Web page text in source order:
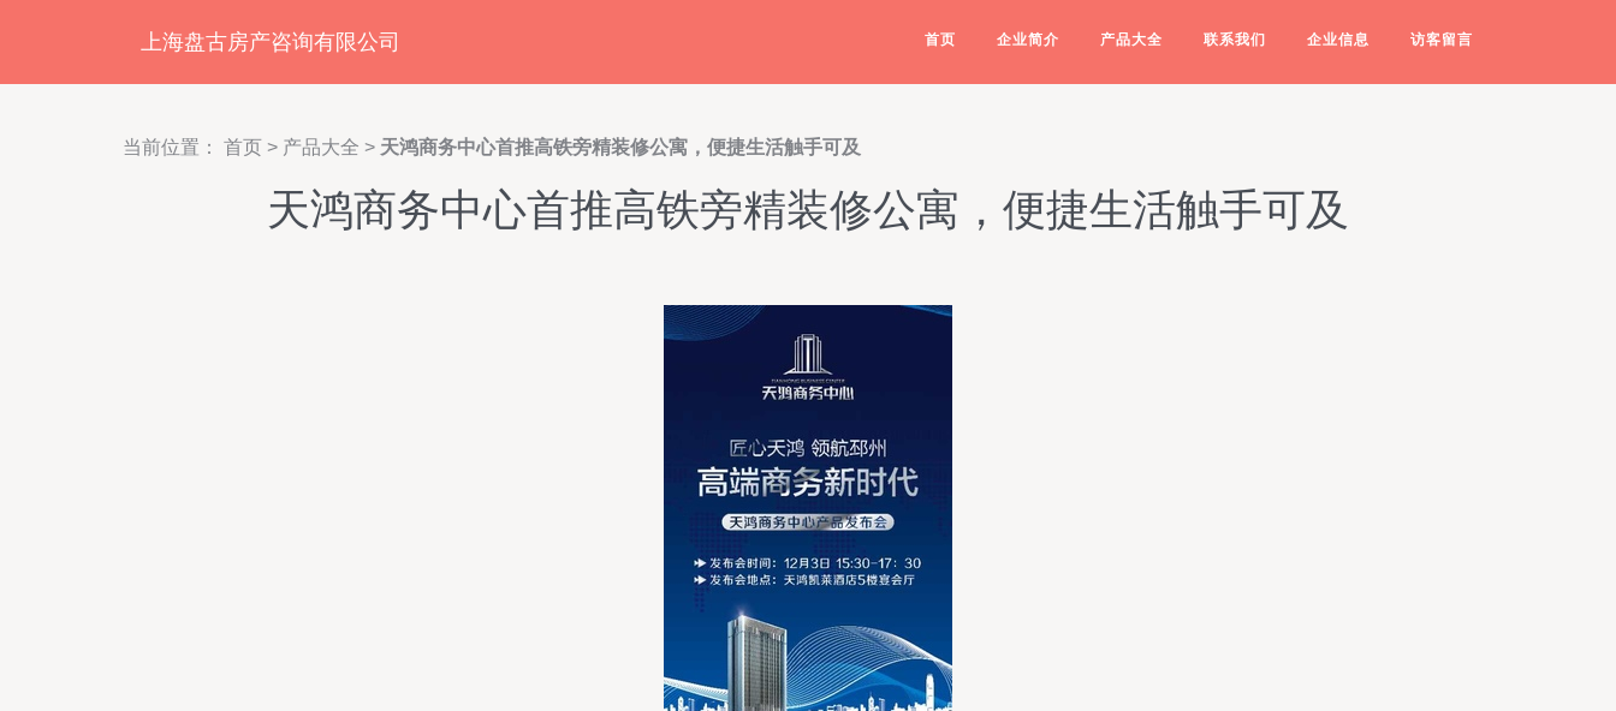
上海盘古房产咨询有限公司 首页 企业简介 产品大全 联系我们 企业信息 访客留言
当前位置： 首页 > 产品大全 > 天鸿商务中心首推高铁旁精装修公寓，便捷生活触手可及
天鸿商务中心首推高铁旁精装修公寓，便捷生活触手可及